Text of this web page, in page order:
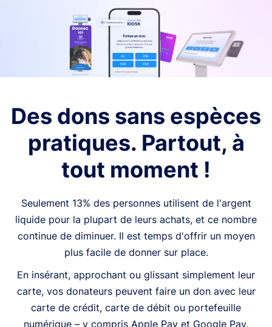
Des dons sans espèces
pratiques. Partout, à
tout moment !
Seulement 13% des personnes utilisent de l'argent
liquide pour la plupart de leurs achats, et ce nombre
continue de diminuer. Il est temps d'offrir un moyen
plus facile de donner sur place.
En insérant, approchant ou glissant simplement leur
carte, vos donateurs peuvent faire un don avec leur
carte de crédit, carte de débit ou portefeuille
numérique – y compris Apple Pay et Google Pay.